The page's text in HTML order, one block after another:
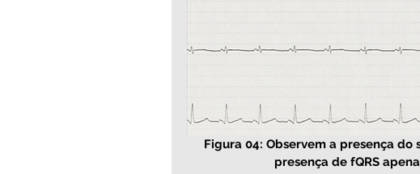
Figura 04: Observem a presença
presença de fQRS